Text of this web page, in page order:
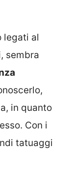
legati al
sembra
in quanto
Con i
tatuaggi